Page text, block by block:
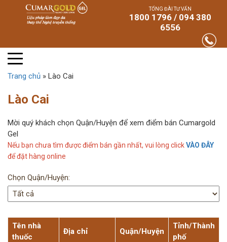
TỔNG ĐÀI TƯ VẤN
1800 1796 / 094 380
6556
Trang chủ » Lào Cai
Lào Cai
Mời quý khách chọn Quận/Huyện để xem điểm bán Cumargold
Gel
Nếu bạn chưa tìm được điểm bán gần nhất, vui lòng clickVÀO ĐÂY
để đặt hàng online
Chọn Quận/Huyện:
Tên nhà
thuốc
Địa chỉ Quận/Huyện
Tỉnh/Thành
phố